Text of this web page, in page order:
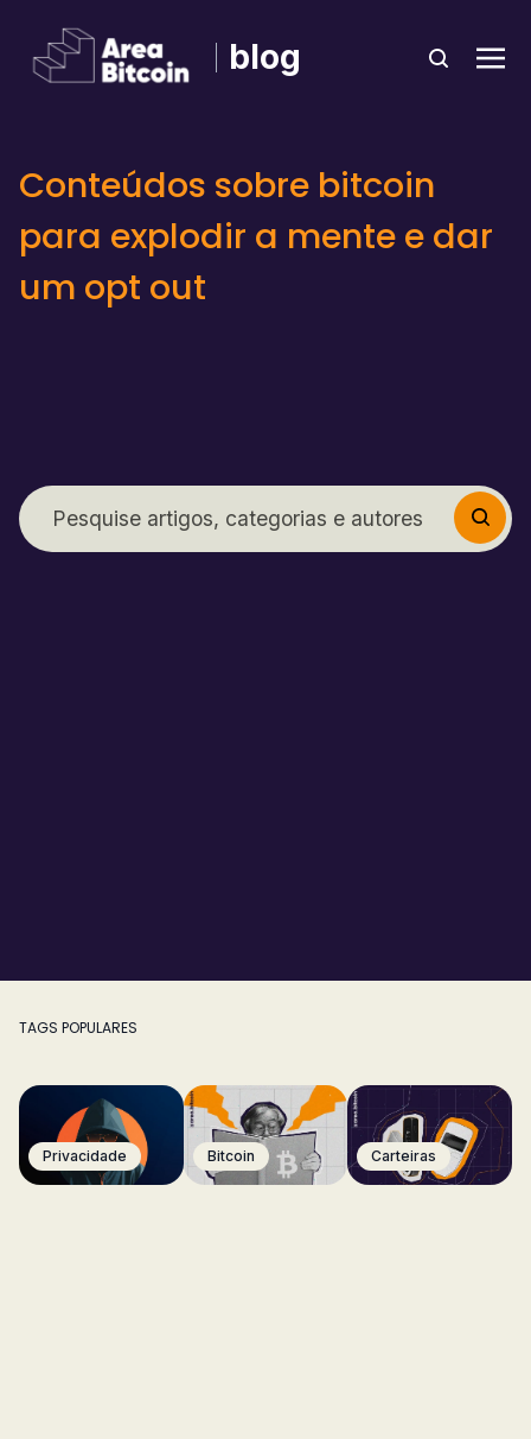
blog
Conteúdos sobre bitcoin
para explodir a mente e dar
um opt out
TAGS POPULARES
Privacidade Bitcoin Carteiras